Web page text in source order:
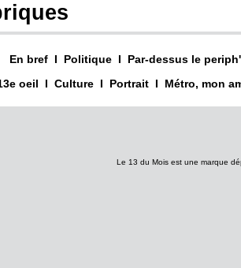
En bref I Politique I
Par-dessus le periph'
oeil
I Culture I Portrait I Métro, mon
Le 13 du Mois est une marque